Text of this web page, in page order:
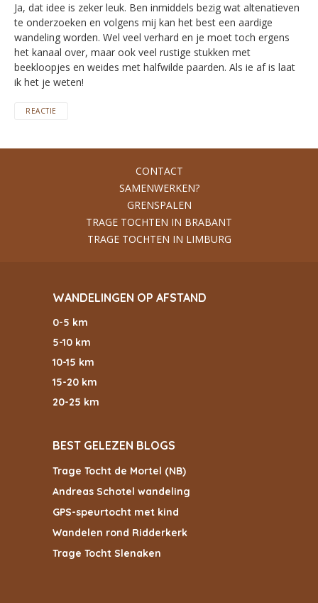
Ja, dat idee is zeker leuk. Ben inmiddels bezig wat altenatieven
te onderzoeken en volgens mij kan het best een aardige
wandeling worden. Wel veel verhard en je moet toch ergens
het kanaal over, maar ook veel rustige stukken met
beekloopjes en weides met halfwilde paarden. Als ie af is laat
ik het je weten!
REACTIE
CONTACT
SAMENWERKEN?
GRENSPALEN
TRAGE TOCHTEN IN BRABANT
TRAGE TOCHTEN IN LIMBURG
WANDELINGEN OP AFSTAND
0-5 km
5-10 km
10-15 km
15-20 km
20-25 km
BEST GELEZEN BLOGS
Trage Tocht de Mortel (NB)
Andreas Schotel wandeling
GPS-speurtocht met kind
Wandelen rond Ridderkerk
Trage Tocht Slenaken